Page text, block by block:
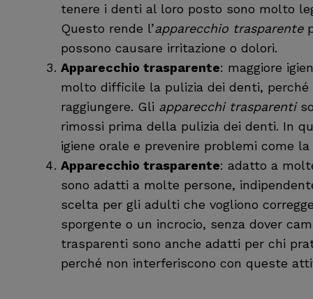
tenere i denti al loro posto sono molto
Questo rende l’apparecchio trasparente
possono causare irritazione o dolori.
Apparecchio trasparente: maggiore
molto difficile la pulizia dei denti,
raggiungere. Gli apparecchi trasparenti
rimossi prima della pulizia dei denti. In
igiene orale e prevenire problemi come
Apparecchio trasparente: adatto a
sono adatti a molte persone,
scelta per gli adulti che vogliono
sporgente o un incrocio, senza dover
trasparenti sono anche adatti per chi
perché non interferiscono con queste